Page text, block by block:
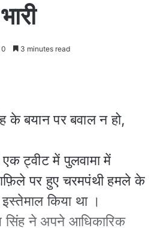
0 3 minutes read
के बयान पर बवाल न हो,
ट्वीट में पुलवामा में
पर हुए चरमपंथी हमले के
इस्तेमाल किया था ।
सिंह ने अपने आधिकारिक